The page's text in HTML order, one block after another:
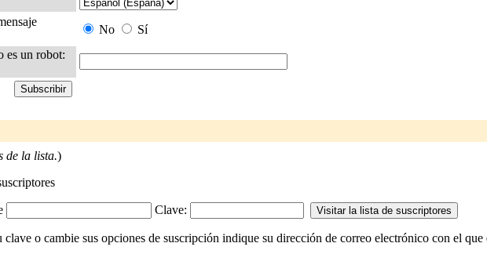
No
Sí
es un robot:
de la lista.)
Clave:
o cambie sus opciones de suscripción indique su dirección de correo electrónico con el que